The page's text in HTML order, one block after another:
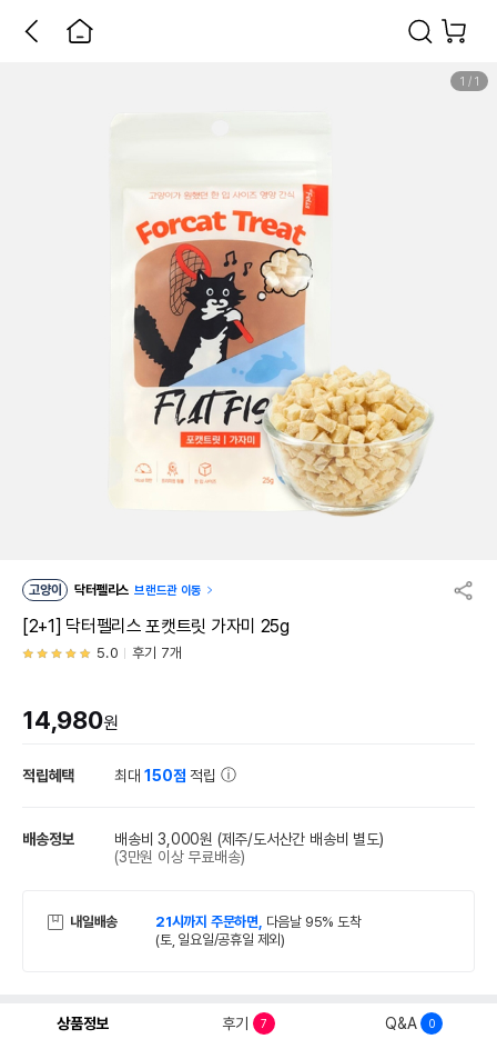
1 / 1
고양이 닥터펠리스 브랜드관 이동
[2+1] 닥터펠리스 포캣트릿 가자미 25g
5.0 후기 7개
14,980원
적립혜택 최대150점 적립
배송정보 배송비 3,000원 (제주/도서산간 배송비 별도)
(3만원 이상 무료배송)
내일배송 21시까지 주문하면, 다음날 95% 도착
(토, 일요일/공휴일 제외)
상품정보 후기 7 Q&A 0